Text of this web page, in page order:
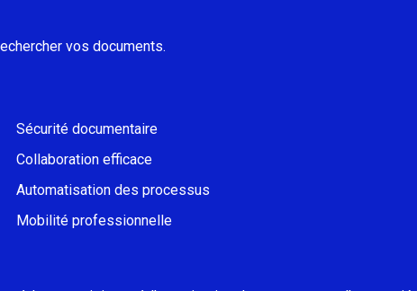
vos documents.
Sécurité documentaire
Collaboration efficace
Automatisation des processus
Mobilité professionnelle